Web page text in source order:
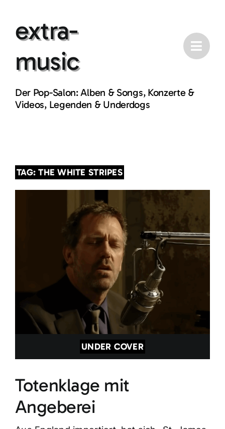
contentextra-
music
Der Pop-Salon: Alben & Songs, Konzerte &
Videos, Legenden & Underdogs
TAG: THE WHITE STRIPES
UNDER COVER
Totenklage mit
Angeberei